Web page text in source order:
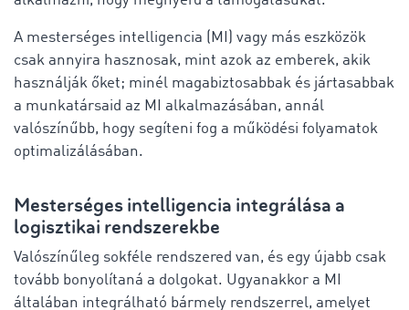
A mesterséges intelligencia (MI) vagy más eszközök
csak annyira hasznosak, mint azok az emberek, akik
használják őket; minél magabiztosabbak és jártasabbak
a munkatársaid az MI alkalmazásában, annál
valószínűbb, hogy segíteni fog a működési folyamatok
optimalizálásában.
Mesterséges intelligencia integrálása a
logisztikai rendszerekbe
Valószínűleg sokféle rendszered van, és egy újabb csak
tovább bonyolítaná a dolgokat. Ugyanakkor a MI
általában integrálható bármely rendszerrel, amelyet